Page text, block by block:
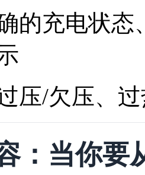
的充电状态
压/欠压、
：当你要